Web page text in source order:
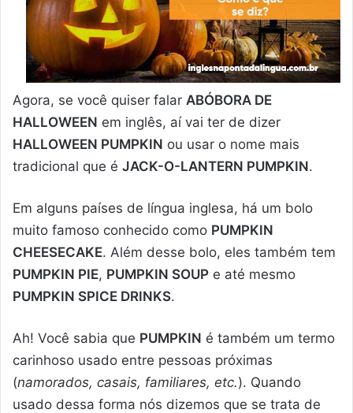
Agora, se você quiser falar ABÓBORA DE
HALLOWEEN em inglês, aí vai ter de dizer
HALLOWEEN PUMPKIN ou usar o nome mais
tradicional que é JACK-O-LANTERN PUMPKIN.
Em alguns países de língua inglesa, há um bolo
muito famoso conhecido como PUMPKIN
CHEESECAKE. Além desse bolo, eles também tem
PUMPKIN PIE, PUMPKIN SOUP e até mesmo
PUMPKIN SPICE DRINKS.
Ah! Você sabia que PUMPKIN é também um termo
carinhoso usado entre pessoas próximas
(namorados, casais, familiares, etc.). Quando
usado dessa forma nós dizemos que se trata de